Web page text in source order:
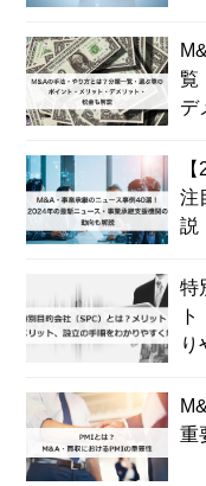
覧
デ
注
説
特
り
重